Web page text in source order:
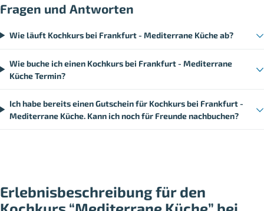
Fragen und Antworten
Wie läuft Kochkurs bei Frankfurt - Mediterrane Küche ab?
Wie buche ich einen Kochkurs bei Frankfurt - Mediterrane
Küche Termin?
Ich habe bereits einen Gutschein für Kochkurs bei Frankfurt -
Mediterrane Küche. Kann ich noch für Freunde nachbuchen?
Erlebnisbeschreibung für den